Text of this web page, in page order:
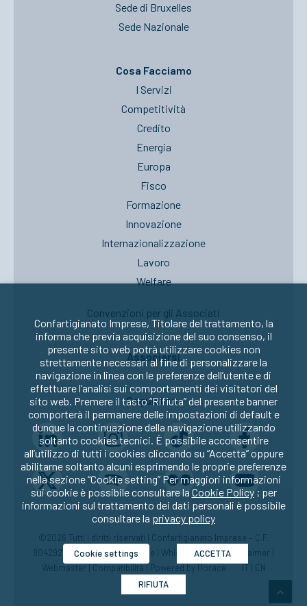
Sede di Bruxelles
Sede Nazionale
Cosa Facciamo
I Servizi
Competitività
Credito
Energia
Europa
Fisco
Formazione
Innovazione
Internazionalizzazione
Lavoro
Welfare
Convenzioni per gli Associati
Associarsi
Seguici su:
©2026 Tutti i diritti riservati | Confartigianato Imprese – C.F.
80429270582 |Privacy|Cookie Whistleblowing|Disclaimer
Webmaster|Compatibilità| Powered by Horace IT EN
Confartigianato Imprese, Titolare del trattamento, la
informa che previa acquisizione del suo consenso, il
presente sito web potrà utilizzare cookies non
strettamente necessari al fine di personalizzare la
navigazione in linea con le preferenze dell’utente e di
effettuare l’analisi sui comportamenti dei visitatori del
sito web. Premere il tasto “Rifiuta” del presente banner
comporterà il permanere delle impostazioni di default e
dunque la continuazione della navigazione utilizzando
soltanto cookies tecnici. È possibile acconsentire
all’utilizzo di tutti i cookies cliccando su “Accetta” oppure
abilitarne soltanto alcuni esprimendo le proprie preferenze
nella sezione “Cookie setting” Per maggiori informazioni
sui cookie è possibile consultare la Cookie Policy; per
informazioni sul trattamento dei dati personali è possibile
consultare la privacy policy
Cookie settings ACCETTA
RIFIUTA